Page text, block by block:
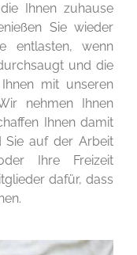
Ihnen zuhause
Sie wieder
entlasten, wenn
und die
mit unseren
nehmen Ihnen
Ihnen damit
Sie auf der Arbeit
Ihre Freizeit
dafür, dass